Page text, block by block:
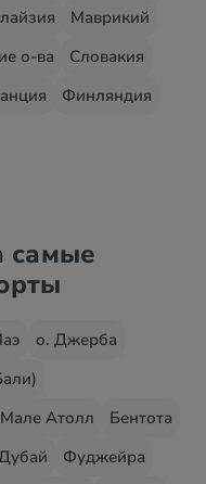
Маврикий
о-ва
Словакия
Финляндия
самые
о. Джерба
Атолл
Бентота
Фуджейра